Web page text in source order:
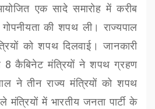
एक सादे समारोह में करीब
की शपथ ली। राज्यपाल
को शपथ दिलवाई। जानकारी
8कैबिनेट मंत्रियों ने शपथ ग्रहण
ने तीन राज्य मंत्रियों को शपथ
में भारतीय जनता पार्टी के